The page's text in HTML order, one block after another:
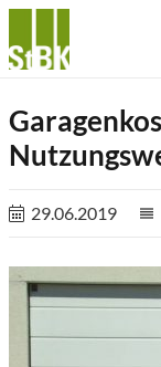
29.06.2019 reorder